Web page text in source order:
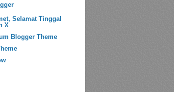
Selamat Tinggal
X
Blogger Theme